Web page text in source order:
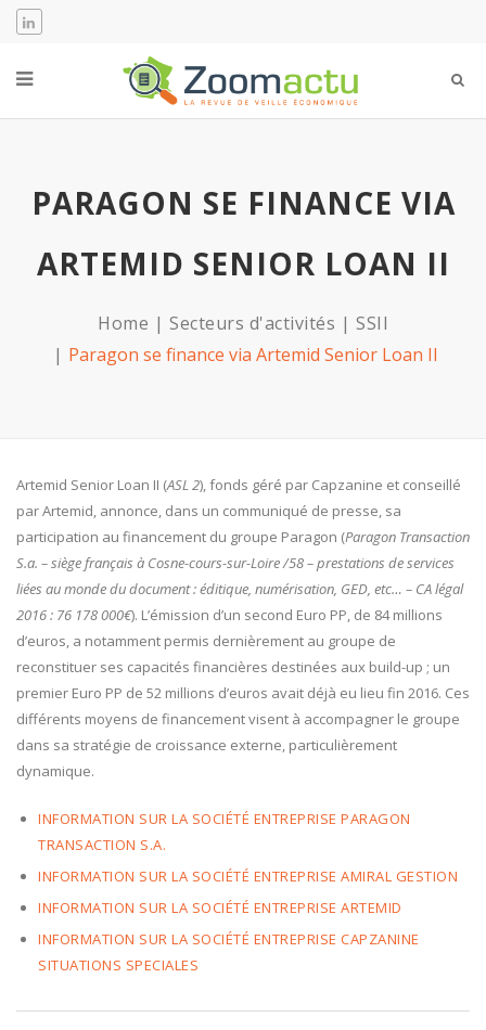
PARAGON SE FINANCE VIA
ARTEMID SENIOR LOAN II
Home Secteurs d'activités
SSII
Paragon se finance via Artemid Senior Loan II
Artemid Senior Loan II (ASL 2), fonds géré par Capzanine et conseillé
par Artemid, annonce, dans un communiqué de presse, sa
participation au financement du groupe Paragon (Paragon Transaction
S.a. –siège français à Cosne-cours-sur-Loire /58 – prestations de services
liées au monde du document : éditique, numérisation, GED, etc… – CA légal
2016 : 76 178 000€). L’émission d’un second Euro PP, de 84 millions
d’euros, a notamment permis dernièrement au groupe de
reconstituer ses capacités financières destinées aux build-up ; un
premier Euro PP de 52 millions d’euros avait déjà eu lieu fin 2016. Ces
différents moyens de financement visent à accompagner le groupe
dans sa stratégie de croissance externe, particulièrement
dynamique.
INFORMATION SUR LA SOCIÉTÉ ENTREPRISE PARAGON
TRANSACTION S.A.
INFORMATION SUR LA SOCIÉTÉ ENTREPRISE AMIRAL GESTION
INFORMATION SUR LA SOCIÉTÉ ENTREPRISE ARTEMID
INFORMATION SUR LA SOCIÉTÉ ENTREPRISE CAPZANINE
SITUATIONS SPECIALES